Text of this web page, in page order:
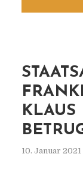
KLAUS
10. Januar 2021